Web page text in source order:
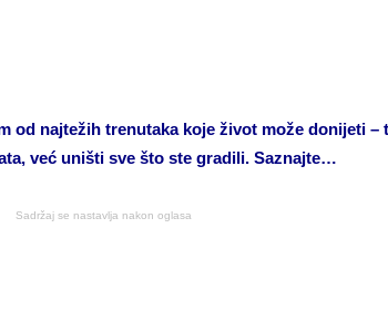
od najtežih trenutaka koje život može donijeti –
već uništi sve što ste gradili. Saznajte…
Sadržaj se nastavlja nakon oglasa